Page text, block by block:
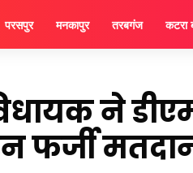
परसपुर मनकापुर तरबगंज कटरा
ने
फर्जी